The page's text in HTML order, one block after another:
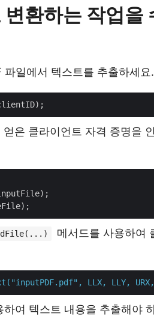
환하는 작업을
일에서 텍스트를 추출하세요.
은 클라이언트 자격 증명을
메서드를 사용하여
LLX, LLY, URX,
하여 텍스트 내용을 추출해야